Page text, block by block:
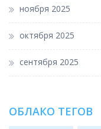
ноября 2025
октября 2025
сентября 2025
ОБЛАКО ТЕГОВ